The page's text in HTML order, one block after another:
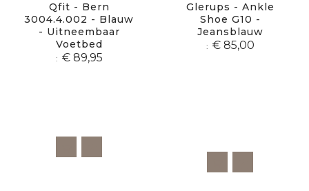
Qfit - Bern
3004.4.002 - Blauw
- Uitneembaar
Voetbed
€ 89,95
Glerups - Ankle
Shoe G10 -
Jeansblauw
€ 85,00